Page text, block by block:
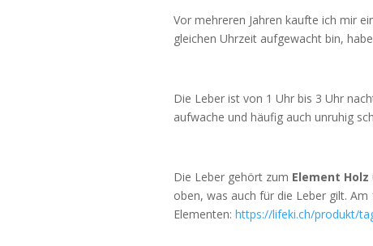
Vor mehreren Jahren kaufte ich mir
gleichen Uhrzeit aufgewacht bin,
Die Leber ist von 1 Uhr bis 3 Uhr
aufwache und häufig auch unruhig
Die Leber gehört zum Element Holz
oben, was auch für die Leber gilt.
Elementen: https://lifeki.ch/produkt/